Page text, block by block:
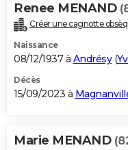
Renee MENAND
Créer une cagnotte
Naissance
08/12/1937 à Andrésy(
Décès
15/09/2023 à
Marie MENAND